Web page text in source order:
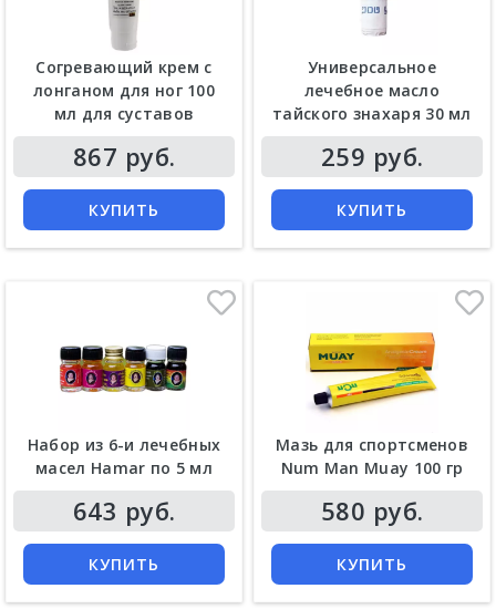
Согревающий крем с
лонганом для ног 100
мл для суставов
867 руб.
КУПИТЬ
Универсальное
лечебное масло
тайского знахаря 30 мл
259 руб.
КУПИТЬ
Набор из 6-и лечебных
масел Hamar по 5 мл
643 руб.
КУПИТЬ
Мазь для спортсменов
Num Man Muay 100 гр
580 руб.
КУПИТЬ